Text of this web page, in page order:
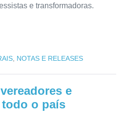
e transformadoras.
NOTAS E RELEASES
e
todo o país